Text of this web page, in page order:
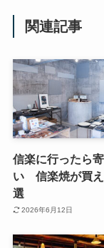
関連記事
信楽に行ったら
い 信楽焼が買
選
2026年6月12日